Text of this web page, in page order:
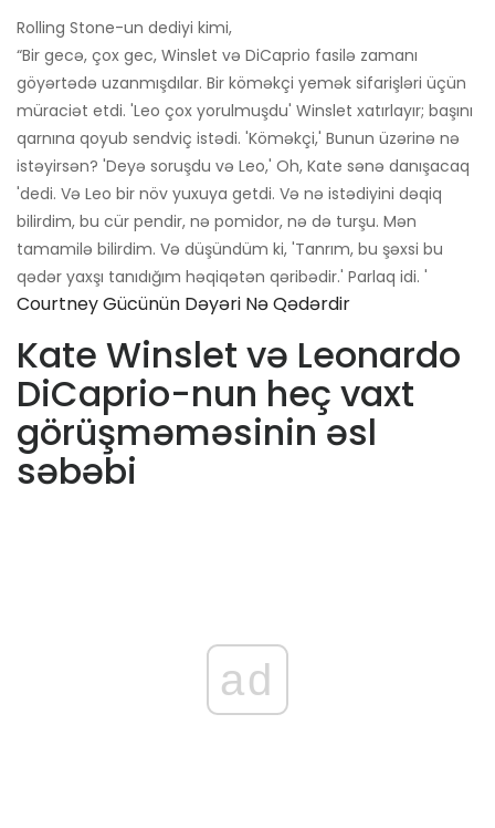
Rolling Stone-un dediyi kimi,
“Bir gecə, çox gec, Winslet və DiCaprio fasilə zamanı
göyərtədə uzanmışdılar. Bir köməkçi yemək sifarişləri üçün
müraciət etdi. 'Leo çox yorulmuşdu' Winslet xatırlayır; başını
qarnına qoyub sendviç istədi. 'Köməkçi,' Bunun üzərinə nə
istəyirsən? 'Deyə soruşdu və Leo,' Oh, Kate sənə danışacaq
'dedi. Və Leo bir növ yuxuya getdi. Və nə istədiyini dəqiq
bilirdim, bu cür pendir, nə pomidor, nə də turşu. Mən
tamamilə bilirdim. Və düşündüm ki, 'Tanrım, bu şəxsi bu
qədər yaxşı tanıdığım həqiqətən qəribədir.' Parlaq idi. '
Courtney Gücünün Dəyəri Nə Qədərdir
Kate Winslet və Leonardo
DiCaprio-nun heç vaxt
görüşməməsinin əsl
səbəbi
ad